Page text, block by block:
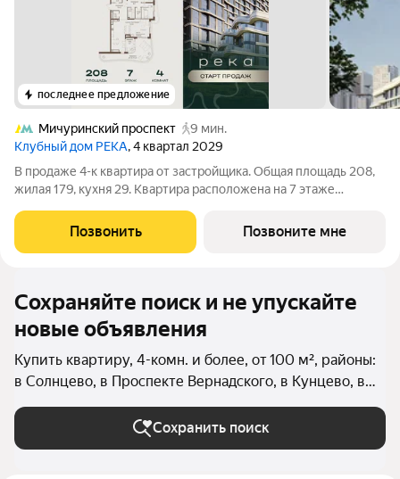
последнее предложение
Мичуринский проспект
9 мин.
Клубный дом РЕКА, 4 квартал 2029
В продаже 4-к квартира от застройщика. Общая площадь 208,
жилая 179, кухня 29. Квартира расположена на 7 этаже
кв. 2029 года. Высота потолка до 3.65 метра в квартирах и до
4,5 м в
Позвонить Позвоните мне
Сохраняйте поиск и не упускайте
новые объявления
Купить квартиру, 4-комн. и более, от 100 м², районы:
в Солнцево, в Проспекте Вернадского, в Кунцево, в
Тропарёво-Никулино, в Очаково-Матвеевском, в
Дорогомилово, в Фили-Давыдково, в Можайском
районе, в Ново-Переделкино, в Раменках, в
Сохранить поиск